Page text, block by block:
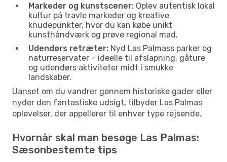
Markeder og kunstscener: Oplev autentisk lokal
kultur på travle markeder og kreative
knudepunkter, hvor du kan købe unikt
kunsthåndværk og prøve regional mad.
Udendørs retræter: Nyd Las Palmass parker og
naturreservater – ideelle til afslapning, gåture
og udendørs aktiviteter midt i smukke
landskaber.
Uanset om du vandrer gennem historiske gader eller
nyder den fantastiske udsigt, tilbyder Las Palmas
oplevelser, der appellerer til enhver type rejsende.
Hvornår skal man besøge Las Palmas:
Sæsonbestemte tips